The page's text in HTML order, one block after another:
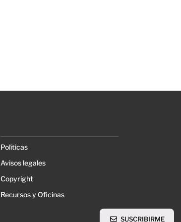
Políticas
Avisos legales
Copyright
Recursos y Oficinas
SUSCRIBIRME